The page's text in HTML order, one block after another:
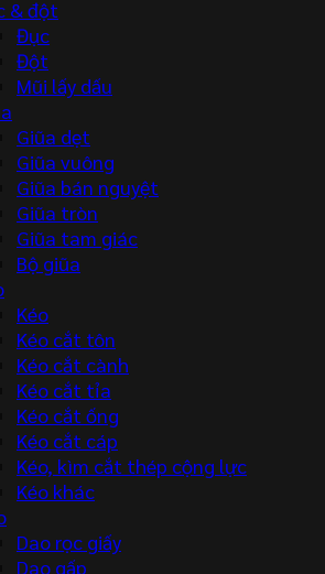
& đột
Đục
Đột
Mũi lấy dấu
Giũa dẹt
Giũa vuông
Giũa bán nguyệt
Giũa tròn
Giũa tam giác
Bộ giũa
Kéo
Kéo cắt tôn
Kéo cắt cành
Kéo cắt tỉa
Kéo cắt ống
Kéo cắt cáp
Kéo, kìm cắt thép cộng lực
Kéo khác
Dao rọc giấy
Dao gấp